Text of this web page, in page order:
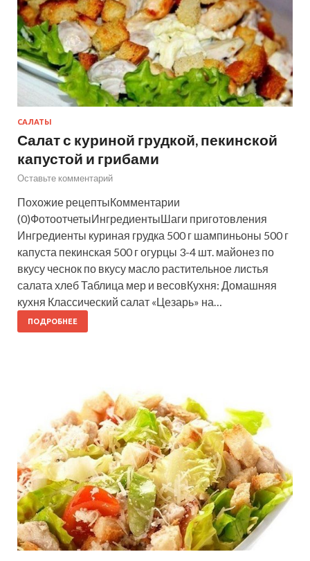
САЛАТЫ
Салат с куриной грудкой, пекинской
капустой и грибами
Оставьте комментарий
Похожие рецептыКомментарии
(0)ФотоотчетыИнгредиентыШаги приготовления
Ингредиенты куриная грудка 500 г шампиньоны 500 г
капуста пекинская 500 г огурцы 3-4 шт. майонез по
вкусу чеснок по вкусу масло растительное листья
салата хлеб Таблица мер и весовКухня: Домашняя
кухня Классический салат «Цезарь» на…
ПОДРОБНЕЕ